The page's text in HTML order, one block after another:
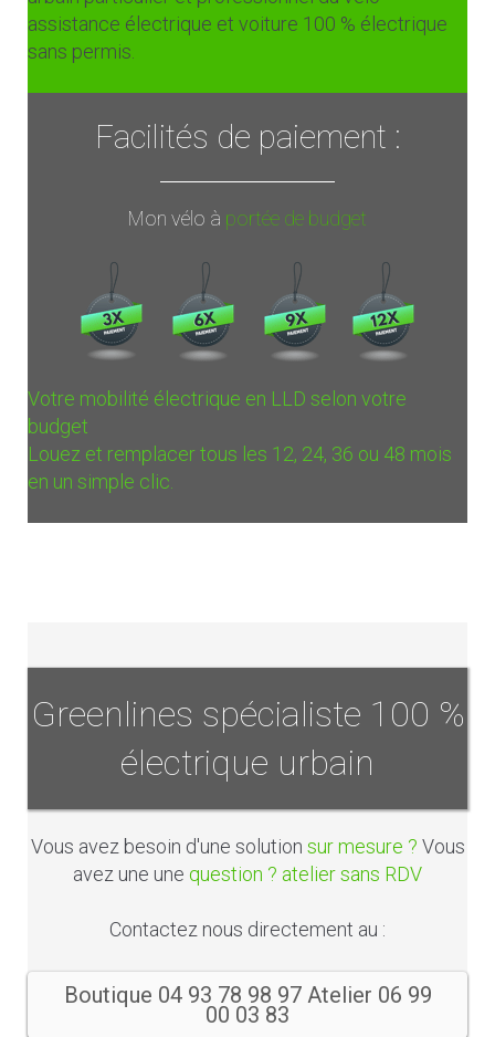
assistance électrique et voiture 100 % électrique
sans permis.
Facilités de paiement :
Mon vélo à portée de budget
Votre mobilité électrique en LLD selon votre
budget
Louez et remplacer tous les 12, 24, 36 ou 48 mois
en un simple clic.
Greenlines spécialiste 100 %
électrique urbain
Vous avez besoin d'une solution sur mesure ? Vous
avez une une question ? atelier sans RDV
Contactez nous directement au :
Boutique 04 93 78 98 97 Atelier 06 99
00 03 83